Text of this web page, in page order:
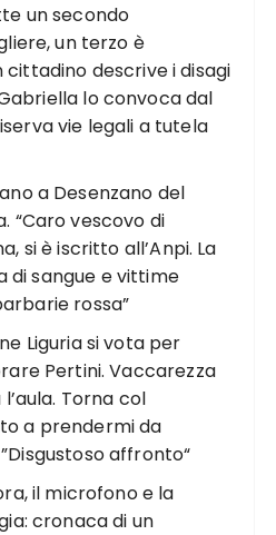
un secondo
un terzo è
cittadino descrive i disagi
lo convoca dal
vie legali a tutela
a Desenzano del
“Caro vescovo di
si è iscritto all’Anpi. La
di sangue e vittime
rossa”
Liguria si vota per
Pertini. Vaccarezza
Torna col
a prendermi da
affronto“
il microfono e la
cronaca di un